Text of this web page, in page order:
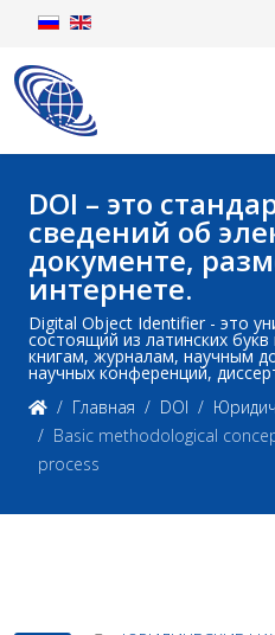
DOI – это
сведений об
документе,
интернете.
Digital Object Identifier - это
состоящий из латинских
книгам, журналам, научным
научных конференций,
Главная
DOI
Basic methodological
process